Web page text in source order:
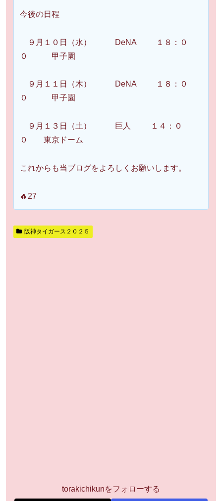
今後の日程
９月１０日（水） DeNA １８：０
０ 甲子園
９月１１日（木） DeNA １８：０
０ 甲子園
９月１３日（土） 巨人 １４：０
０ 東京ドーム
これからも当ブログをよろしくお願いします。
🔥27
阪神タイガース２０２５
torakichikunをフォローする